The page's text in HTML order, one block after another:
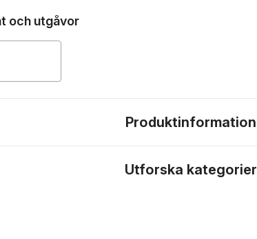
och utgåvor
Produktinformation
Utforska kategorier